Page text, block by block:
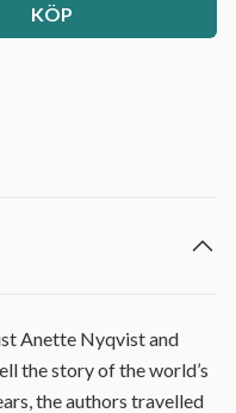
KÖP
Anette Nyqvist and
the story of the world’s
the authors travelled